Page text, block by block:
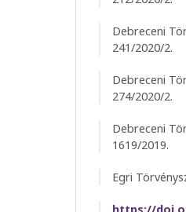
Debreceni
241/2020/2.
Debreceni
274/2020/2.
Debreceni
1619/2019.
Egri